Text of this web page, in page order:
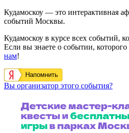
Кудамоскоу — это интерактивная
событий Москвы.
Кудамоскоу в курсе всех событий,
Если вы знаете о событии, которого
нам!
Напомнить
Вы организатор этого события?